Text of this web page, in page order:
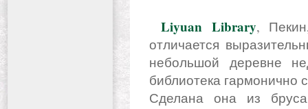
Liyuan Library,
отличается
небольшой деревне
библиотека гармонично
Сделана она из